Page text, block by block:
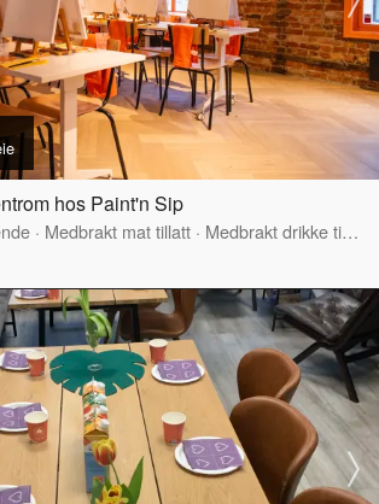
hos Paint'n Sip
· Medbrakt mat tillatt · Medbrakt drikke tillatt